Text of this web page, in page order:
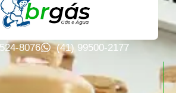
8076 (41) 99500-2177